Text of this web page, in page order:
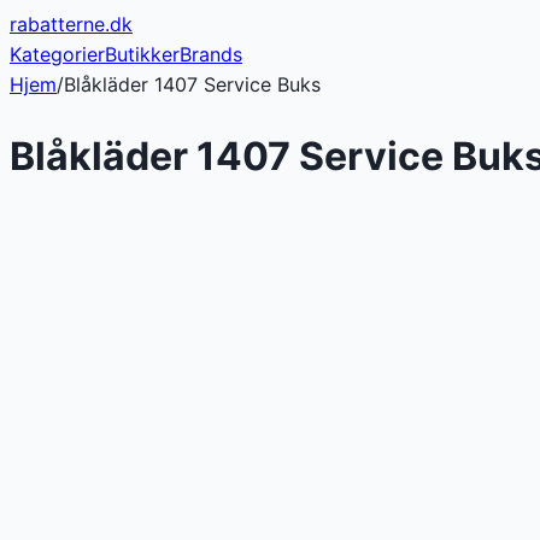
rabatterne.dk
KategorierButikkerBrands
Hjem/Blåkläder 1407 Service Buks
Blåkläder 1407 Service